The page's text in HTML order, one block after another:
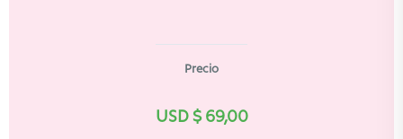
Precio
USD $69,00